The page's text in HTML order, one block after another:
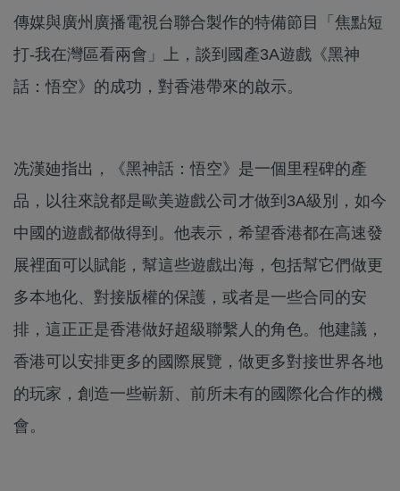
傳媒與廣州廣播電視台聯合製作的特備節目「焦點短
打-我在灣區看兩會」上，談到國產3A遊戲《黑神
話：悟空》的成功，對香港帶來的啟示。
冼漢廸指出，《黑神話：悟空》是一個里程碑的產
品，以往來說都是歐美遊戲公司才做到3A級別，如今
中國的遊戲都做得到。他表示，希望香港都在高速發
展裡面可以賦能，幫這些遊戲出海，包括幫它們做更
多本地化、對接版權的保護，或者是一些合同的安
排，這正正是香港做好超級聯繫人的角色。他建議，
香港可以安排更多的國際展覽，做更多對接世界各地
的玩家，創造一些嶄新、前所未有的國際化合作的機
會。